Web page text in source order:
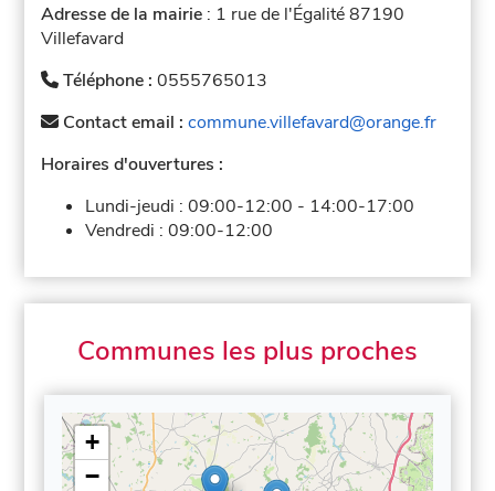
Adresse de la mairie : 1 rue de l'Égalité 87190
Villefavard
Téléphone :0555765013
Contact email :commune.villefavard@orange.fr
Horaires d'ouvertures :
Lundi-jeudi :09:00-12:00 - 14:00-17:00
Vendredi :09:00-12:00
Communes les plus proches
+
−